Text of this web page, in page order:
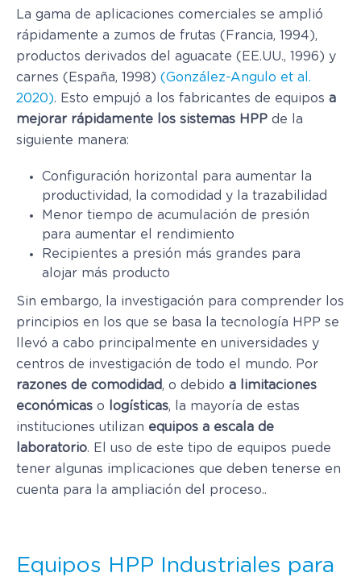
La gama de aplicaciones comerciales se amplió
rápidamente a zumos de frutas (Francia, 1994),
productos derivados del aguacate (EE.UU., 1996) y
carnes (España, 1998) (González-Angulo et al.
2020). Esto empujó a los fabricantes de equipos a
mejorar rápidamente los sistemas HPP de la
siguiente manera:
Configuración horizontal para aumentar la
productividad, la comodidad y la trazabilidad
Menor tiempo de acumulación de presión
para aumentar el rendimiento
Recipientes a presión más grandes para
alojar más producto
Sin embargo, la investigación para comprender los
principios en los que se basa la tecnología HPP se
llevó a cabo principalmente en universidades y
centros de investigación de todo el mundo. Por
razones de comodidad, o debido a limitaciones
económicas o logísticas, la mayoría de estas
instituciones utilizan equipos a escala de
laboratorio. El uso de este tipo de equipos puede
tener algunas implicaciones que deben tenerse en
cuenta para la ampliación del proceso..
Equipos HPP Industriales para